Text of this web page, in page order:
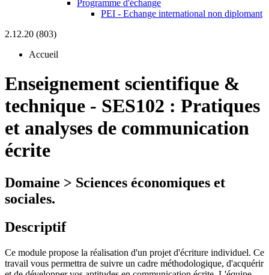
Programme d'échange
PEI - Echange international non diplomant
2.12.20 (803)
Accueil
Enseignement scientifique &
technique - SES102 : Pratiques
et analyses de communication
écrite
Domaine > Sciences économiques et
sociales.
Descriptif
Ce module propose la réalisation d'un projet d'écriture individuel. Ce
travail vous permettra de suivre un cadre méthodologique, d'acquérir